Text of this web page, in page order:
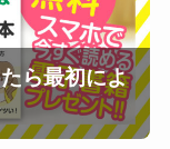
ら最初によ